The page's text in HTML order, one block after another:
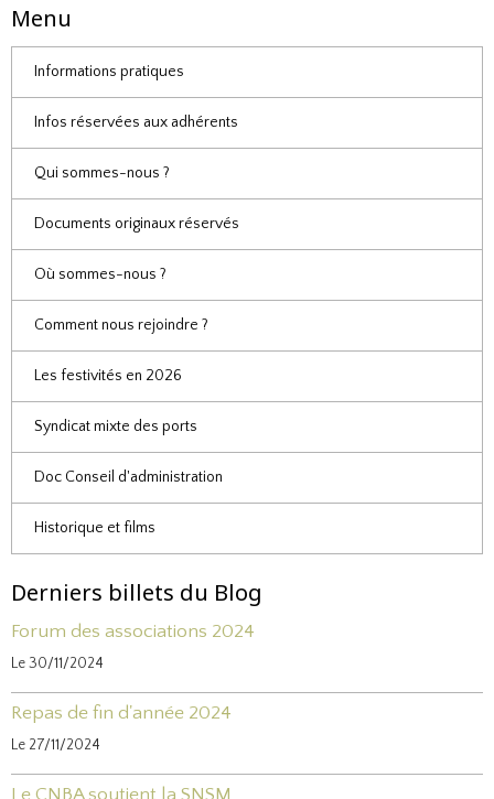
Menu
Informations pratiques
Infos réservées aux adhérents
Qui sommes-nous ?
Documents originaux réservés
Où sommes-nous ?
Comment nous rejoindre ?
Les festivités en 2026
Syndicat mixte des ports
Doc Conseil d'administration
Historique et films
Derniers billets du Blog
Forum des associations 2024
Le 30/11/2024
Repas de fin d'année 2024
Le 27/11/2024
Le CNBA soutient la SNSM